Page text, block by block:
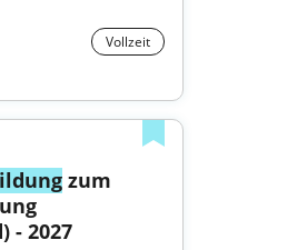
Vollzeit
zum
- 2027